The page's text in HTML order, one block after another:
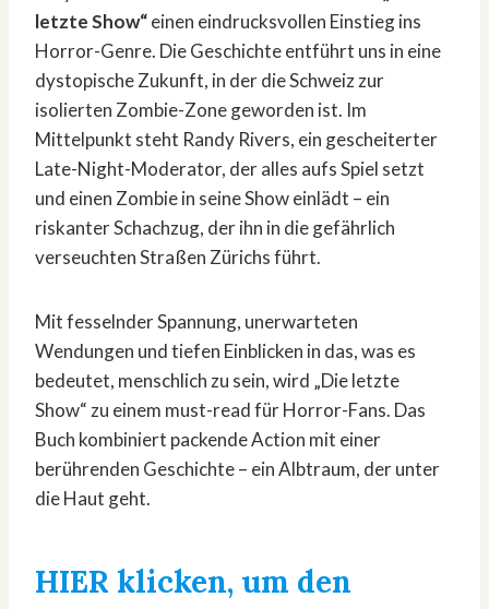
letzte Show“einen eindrucksvollen Einstieg ins
Horror-Genre. Die Geschichte entführt uns in eine
dystopische Zukunft, in der die Schweiz zur
isolierten Zombie-Zone geworden ist. Im
Mittelpunkt steht Randy Rivers, ein gescheiterter
Late-Night-Moderator, der alles aufs Spiel setzt
und einen Zombie in seine Show einlädt – ein
riskanter Schachzug, der ihn in die gefährlich
verseuchten Straßen Zürichs führt.
Mit fesselnder Spannung, unerwarteten
Wendungen und tiefen Einblicken in das, was es
bedeutet, menschlich zu sein, wird „Die letzte
Show“ zu einem must-read für Horror-Fans. Das
Buch kombiniert packende Action mit einer
berührenden Geschichte – ein Albtraum, der unter
die Haut geht.
HIER klicken, um den